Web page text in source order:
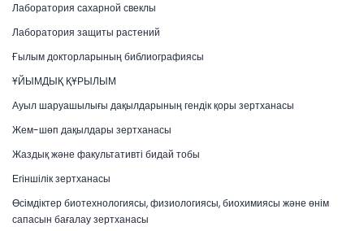
Лаборатория сахарной свеклы
Лаборатория защиты растений
Ғылым докторларының библиографиясы
ҰЙЫМДЫҚ ҚҰРЫЛЫМ
Ауыл шаруашылығы дақылдарының гендік қоры зертханасы
Жем-шөп дақылдары зертханасы
Жаздық және факультативті бидай тобы
Егіншілік зертханасы
Өсімдіктер биотехнологиясы, физиологиясы, биохимиясы және өнім
сапасын бағалау зертханасы